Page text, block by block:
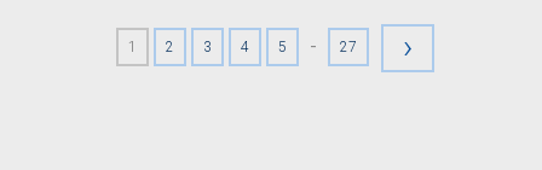
1 2 3 4 5 - 27 ›